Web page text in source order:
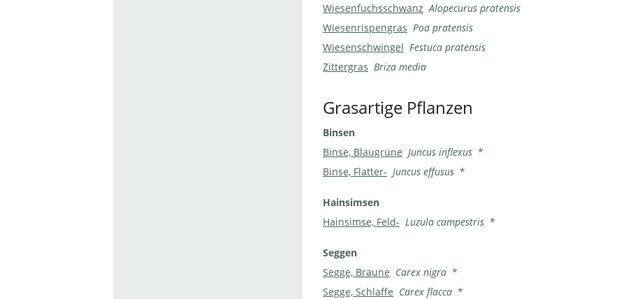
Wiesenfuchsschwanz Alopecurus pratensis
Wiesenrispengras Poa pratensis
Wiesenschwingel Festuca pratensis
Zittergras Briza media
Grasartige Pflanzen
Binsen
Binse, Blaugrüne Juncus inflexus *
Binse, Flatter- Juncus effusus *
Hainsimsen
Hainsimse, Feld- Luzula campestris *
Seggen
Segge, Braune Carex nigra *
Segge, Schlaffe Carex flacca *